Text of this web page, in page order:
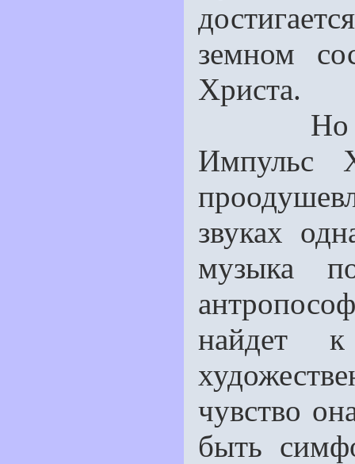
земном
Христа.
Но
Импульс
звуках
музыка
найдет
чувство
быть